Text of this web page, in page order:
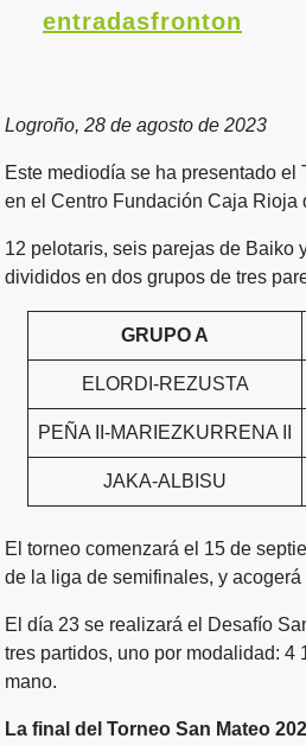
entradasfronton
Logroño, 28 de agosto de 2023
Este mediodía se ha presentado el
en el Centro Fundación Caja Rioja
12 pelotaris, seis parejas de Baiko
divididos en dos grupos de tres
GRUPO A
ELORDI-REZUSTA
PEÑA II-MARIEZKURRENA II
JAKA-ALBISU
El torneo comenzará el 15 de
de la liga de semifinales, y acogerá
El día 23 se realizará el Desafío
tres partidos, uno por modalidad: 4
mano.
La final del Torneo San Mateo